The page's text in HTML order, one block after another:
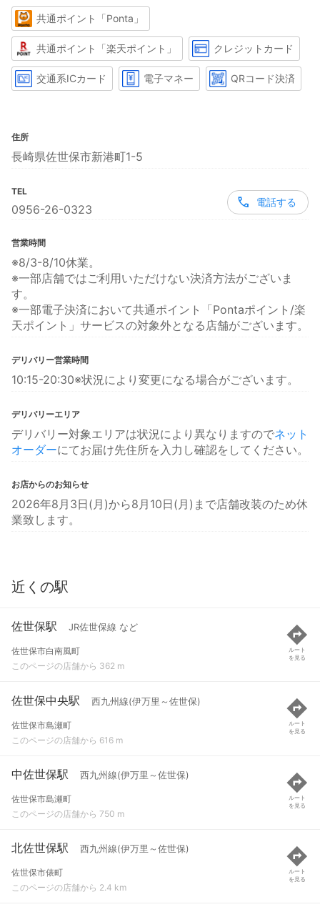
共通ポイント「Ponta」
共通ポイント「楽天ポイント」 クレジットカード
交通系ICカード 電子マネー QRコード決済
住所
長崎県佐世保市新港町1-5
TEL
0956-26-0323
電話する
営業時間
※8/3-8/10休業。
※一部店舗ではご利用いただけない決済方法がございま
す。
※一部電子決済において共通ポイント「Pontaポイント/楽
天ポイント」サービスの対象外となる店舗がございます。
デリバリー営業時間
10:15-20:30※状況により変更になる場合がございます。
デリバリーエリア
デリバリー対象エリアは状況により異なりますのでネット
オーダーにてお届け先住所を入力し確認をしてください。
お店からのお知らせ
2026年8月3日(月)から8月10日(月)まで店舗改装のため休
業致します。
近くの駅
佐世保駅 JR佐世保線 など
佐世保市白南風町
このページの店舗から 362 m
ルート
を見る
佐世保中央駅 西九州線(伊万里～佐世保)
佐世保市島瀬町
このページの店舗から 616 m
ルート
を見る
中佐世保駅 西九州線(伊万里～佐世保)
佐世保市島瀬町
このページの店舗から 750 m
ルート
を見る
北佐世保駅 西九州線(伊万里～佐世保)
佐世保市俵町
このページの店舗から 2.4 km
ルート
を見る